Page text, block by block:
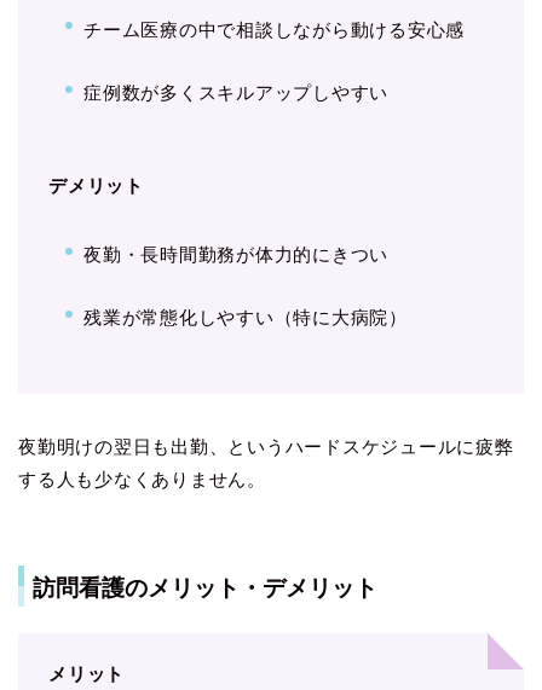
チーム医療の中で相談しながら動ける安心感
症例数が多くスキルアップしやすい
デメリット
夜勤・長時間勤務が体力的にきつい
残業が常態化しやすい（特に大病院）
夜勤明けの翌日も出勤、というハードスケジュールに疲弊
する人も少なくありません。
訪問看護のメリット・デメリット
メリット